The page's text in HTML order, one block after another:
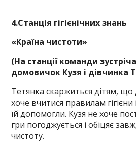
4.Станція гігієнічних знань
«Країна чистоти»
(На станції команди
домовичок Кузя і дівчинка
Тетянка скаржиться дітям, що
хоче вчитися правилам
їй допомогли. Кузя не хоче
гри погоджується і обіцяє
чистоту.